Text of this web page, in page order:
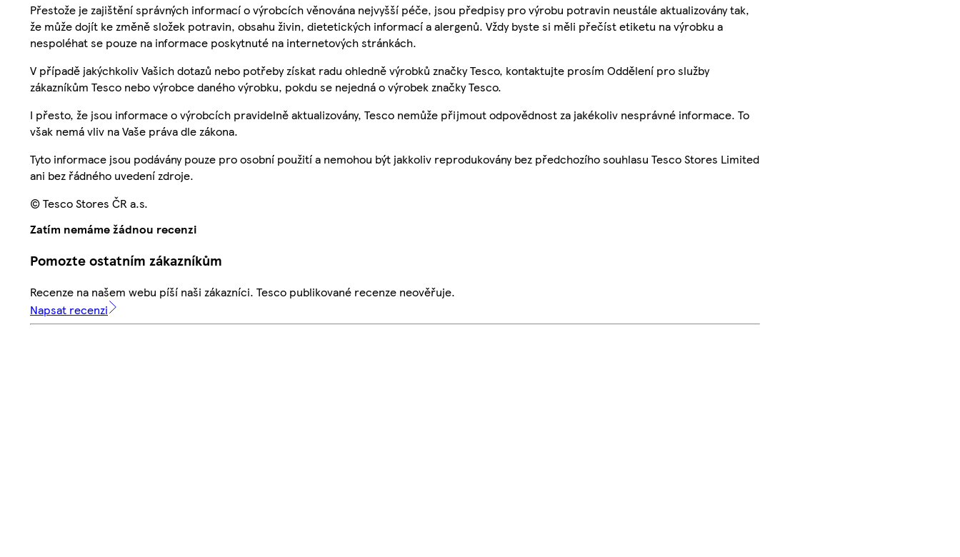
Přestože je zajištění správných informací o výrobcích věnována nejvyšší péče, jsou předpisy pro výrobu potravin neustále aktualizovány tak,
že může dojít ke změně složek potravin, obsahu živin, dietetických informací a alergenů. Vždy byste si měli přečíst etiketu na výrobku a
nespoléhat se pouze na informace poskytnuté na internetových stránkách.
V případě jakýchkoliv Vašich dotazů nebo potřeby získat radu ohledně výrobků značky Tesco, kontaktujte prosím Oddělení pro služby
zákazníkům Tesco nebo výrobce daného výrobku, pokdu se nejedná o výrobek značky Tesco.
I přesto, že jsou informace o výrobcích pravidelně aktualizovány, Tesco nemůže přijmout odpovědnost za jakékoliv nesprávné informace. To
však nemá vliv na Vaše práva dle zákona.
Tyto informace jsou podávány pouze pro osobní použití a nemohou být jakkoliv reprodukovány bez předchozího souhlasu Tesco Stores Limited
ani bez řádného uvedení zdroje.
© Tesco Stores ČR a.s.
Zatím nemáme žádnou recenzi
Pomozte ostatním zákazníkům
Recenze na našem webu píší naši zákazníci. Tesco publikované recenze neověřuje.
Napsat recenzi